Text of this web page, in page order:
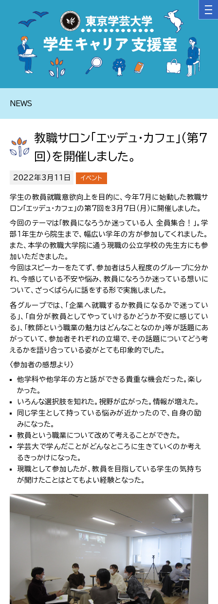
NEWS
教職サロン「エッデュ・カフェ」（第７
回）を開催しました。
2022年3月11日 イベント
学生の教員就職意欲向上を目的に、今年7月に始動した教職サ
ロン「エッデュ・カフェ」の第7回を3月7日（月）に開催しました。
今回のテーマは「教員になろうか迷っている人 全員集合！」。学
部１年生から院生まで、幅広い学年の方が参加してくれました。
また、本学の教職大学院に通う現職の公立学校の先生方にも参
加いただきました。
今回はスピーカーをたてず、参加者は５人程度のグループに分か
れ、今感じている不安や悩み、教員になろうか迷っている想いに
ついて、ざっくばらんに話をする形で実施しました。
各グループでは、「企業へ就職するか教員になるかで迷ってい
る」、「自分が教員としてやっていけるかどうか不安に感じてい
る」、「教師という職業の魅力はどんなことなのか」等が話題にあ
がっていて、参加者それぞれの立場で、その話題についてどう考
えるかを語り合っている姿がとても印象的でした。
〈参加者の感想より〉
他学科や他学年の方と話ができる貴重な機会だった。楽し
かった。
いろんな選択肢を知れた。視野が広がった。情報が増えた。
同じ学生として持っている悩みが近かったので、自身の励
みになった。
教員という職業について改めて考えることができた。
学芸大で学んだことがどんなところに生きていくのか考え
るきっかけになった。
現職として参加したが、教員を目指している学生の気持ち
が聞けたことはとてもよい経験となった。